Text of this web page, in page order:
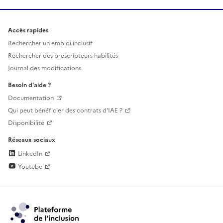
Accès rapides
Rechercher un emploi inclusif
Rechercher des prescripteurs habilités
Journal des modifications
Besoin d'aide ?
Documentation
Qui peut bénéficier des contrats d'IAE ?
Disponibilité
Réseaux sociaux
LinkedIn
Youtube